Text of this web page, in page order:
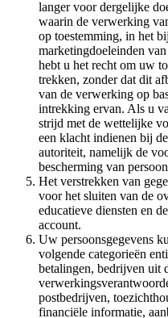
langer voor dergelijke
waarin de verwerking
op toestemming, in het
marketingdoeleinden
hebt u het recht om uw
trekken, zonder dat dit
van de verwerking op
intrekking ervan. Als u
strijd met de wettelijke
een klacht indienen bij
autoriteit, namelijk de
bescherming van
Het verstrekken van
voor het sluiten van de
educatieve diensten en
account.
Uw persoonsgegevens
volgende categorieën
betalingen, bedrijven uit
postbedrijven,
financiële informatie,